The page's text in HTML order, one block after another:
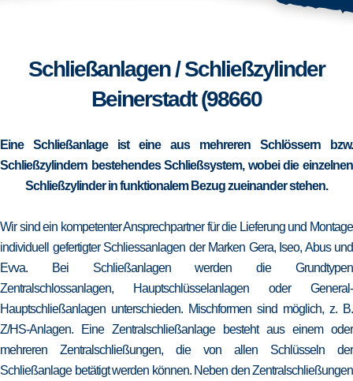
Schließanlagen / Schließzylinder
Beinerstadt (98660
Eine Schließanlage ist eine aus mehreren Schlössern bzw.
Schließzylindern bestehendes Schließsystem, wobei die einzelnen
Schließzylinder in funktionalem Bezug zueinander stehen.
Wir sind ein kompetenter Ansprechpartner für die Lieferung und Montage
individuell gefertigter Schliessanlagen der Marken Gera, Iseo, Abus und
Evva. Bei Schließanlagen werden die Grundtypen
Zentralschlossanlagen, Hauptschlüsselanlagen oder General-
Hauptschließanlagen unterschieden. Mischformen sind möglich, z. B.
Z/HS-Anlagen. Eine Zentralschließanlage besteht aus einem oder
mehreren Zentralschließungen, die von allen Schlüsseln der
Schließanlage betätigt werden können. Neben den Zentralschließungen